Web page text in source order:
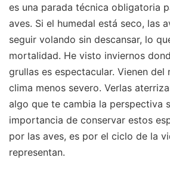
es una parada técnica obligatoria
aves. Si el humedal está seco, las
seguir volando sin descansar, lo
mortalidad. He visto inviernos
grullas es espectacular. Vienen
clima menos severo. Verlas
algo que te cambia la perspectiva
importancia de conservar estos
por las aves, es por el ciclo de la
representan.